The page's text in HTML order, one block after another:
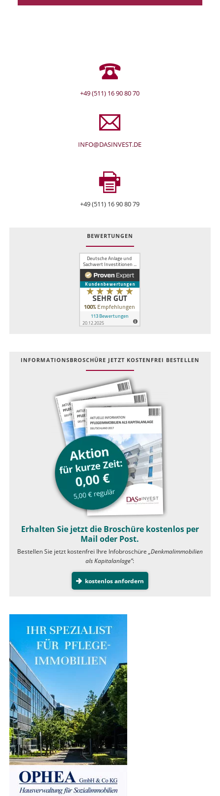
+49 (511) 16 90 80 70
INFO@DASINVEST.DE
+49 (511) 16 90 80 79
BEWERTUNGEN
INFOR­MATIONS­BROSCHÜRE JETZT KOSTEN­FREI BESTELLEN
Erhalten Sie jetzt die Broschüre kostenlos per
Mail oder Post.
Bestellen Sie jetzt kostenfrei Ihre Infobroschüre „Denkmalimmobilien
als Kapitalanlage”:
kostenlos anfordern